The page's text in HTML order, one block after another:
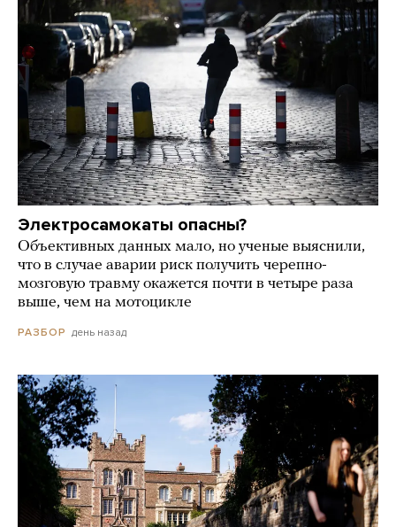
Электросамокаты опасны?
Объективных данных мало, но ученые выяснили,
что в случае аварии риск получить черепно-
мозговую травму окажется почти в четыре раза
выше, чем на мотоцикле
РАЗБОР день назад